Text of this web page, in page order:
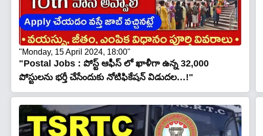
"Monday, 15 April 2024, 18:00"
"Postal Jobs : పోస్ట్ ఆఫీస్ లో ఖాళీగా ఉన్న 32,000
పోస్టులను భర్తీ చేసేందుకు నోటిఫికేషన్ విడుదల…!"